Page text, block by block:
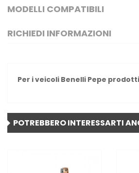
MODELLI COMPATIBILI
RICHIEDI INFORMAZIONI
Per i veicoli Benelli Pepe
POTREBBERO INTERESSARTI